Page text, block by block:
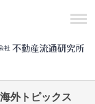
海外トピックス